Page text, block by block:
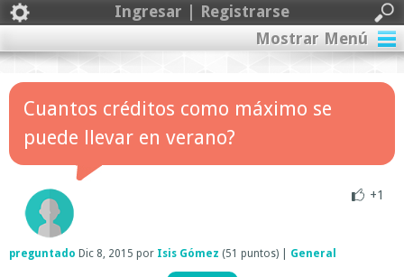
Ingresar | Registrarse
Mostrar Menú
Cuantos créditos como máximo se
puede llevar en verano?
+1
preguntado Dic 8, 2015 por Isis Gómez (51 puntos) General